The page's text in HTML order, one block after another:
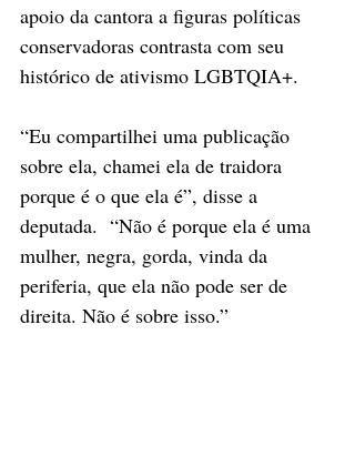
apoio da cantora a figuras políticas
conservadoras contrasta com seu
histórico de ativismo LGBTQIA+.
“Eu compartilhei uma publicação
sobre ela, chamei ela de traidora
porque é o que ela é”, disse a
deputada.  “Não é porque ela é uma
mulher, negra, gorda, vinda da
periferia, que ela não pode ser de
direita. Não é sobre isso.”